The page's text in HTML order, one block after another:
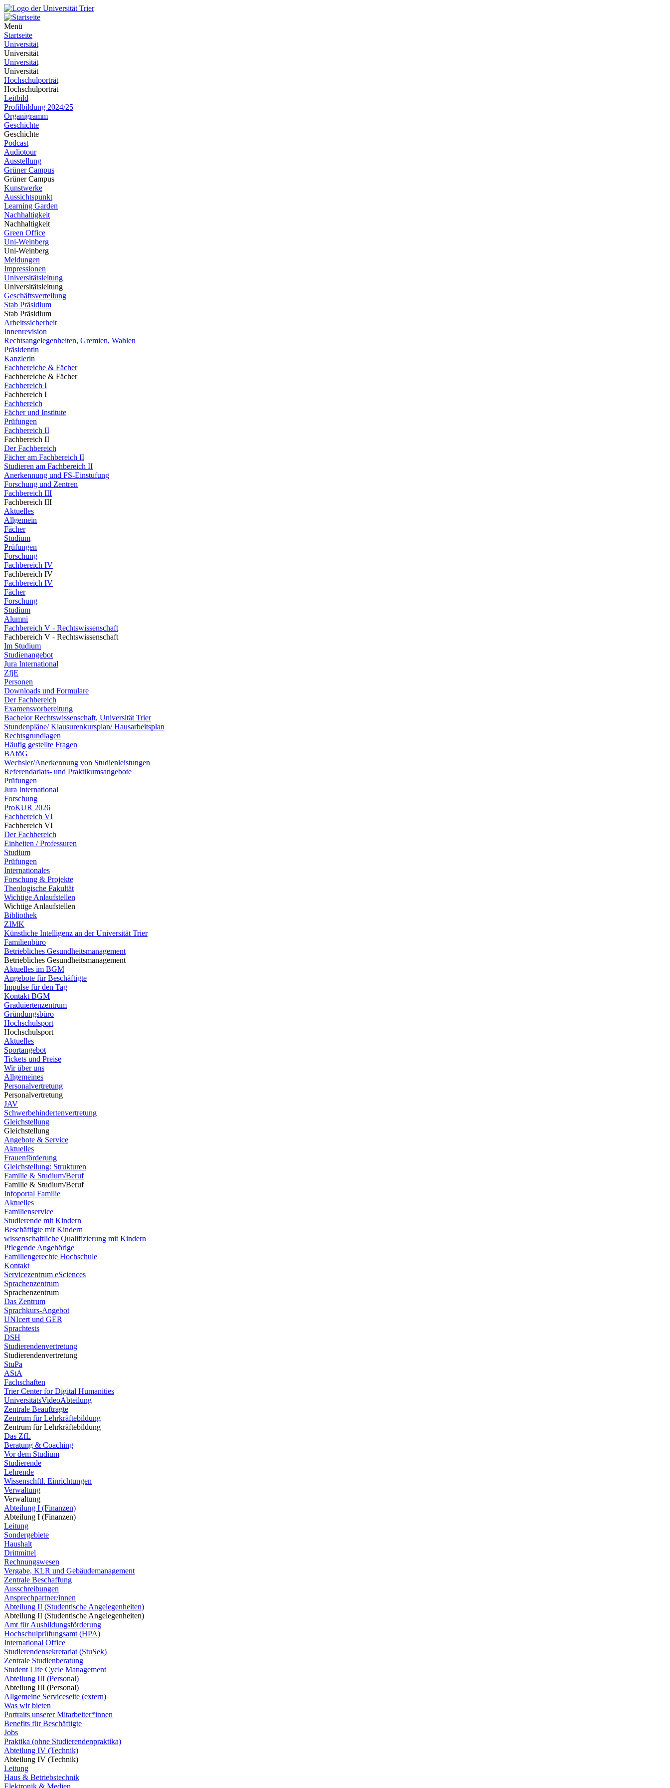
Menü
Startseite
Universität
Universität
Universität
Universität
Hochschulporträt
Hochschulporträt
Leitbild
Profilbildung 2024/25
Organigramm
Geschichte
Geschichte
Podcast
Audiotour
Ausstellung
Grüner Campus
Grüner Campus
Kunstwerke
Aussichtspunkt
Learning Garden
Nachhaltigkeit
Nachhaltigkeit
Green Office
Uni-Weinberg
Uni-Weinberg
Meldungen
Impressionen
Universitätsleitung
Universitätsleitung
Geschäftsverteilung
Stab Präsidium
Stab Präsidium
Arbeitssicherheit
Innenrevision
Rechtsangelegenheiten, Gremien, Wahlen
Präsidentin
Kanzlerin
Fachbereiche & Fächer
Fachbereiche & Fächer
Fachbereich I
Fachbereich I
Fachbereich
Fächer und Institute
Prüfungen
Fachbereich II
Fachbereich II
Der Fachbereich
Fächer am Fachbereich II
Studieren am Fachbereich II
Anerkennung und FS-Einstufung
Forschung und Zentren
Fachbereich III
Fachbereich III
Aktuelles
Allgemein
Fächer
Studium
Prüfungen
Forschung
Fachbereich IV
Fachbereich IV
Fachbereich IV
Fächer
Forschung
Studium
Alumni
Fachbereich V - Rechtswissenschaft
Fachbereich V - Rechtswissenschaft
Im Studium
Studienangebot
Jura International
ZfjE
Personen
Downloads und Formulare
Der Fachbereich
Examensvorbereitung
Bachelor Rechtswissenschaft, Universität Trier
Stundenpläne/ Klausurenkursplan/ Hausarbeitsplan
Rechtsgrundlagen
Häufig gestellte Fragen
BAföG
Wechsler/Anerkennung von Studienleistungen
Referendariats- und Praktikumsangebote
Prüfungen
Jura International
Forschung
ProKUR 2026
Fachbereich VI
Fachbereich VI
Der Fachbereich
Einheiten / Professuren
Studium
Prüfungen
Internationales
Forschung & Projekte
Theologische Fakultät
Wichtige Anlaufstellen
Wichtige Anlaufstellen
Bibliothek
ZIMK
Künstliche Intelligenz an der Universität Trier
Familienbüro
Betriebliches Gesundheitsmanagement
Betriebliches Gesundheitsmanagement
Aktuelles im BGM
Angebote für Beschäftigte
Impulse für den Tag
Kontakt BGM
Graduiertenzentrum
Gründungsbüro
Hochschulsport
Hochschulsport
Aktuelles
Sportangebot
Tickets und Preise
Wir über uns
Allgemeines
Personalvertretung
Personalvertretung
JAV
Schwerbehindertenvertretung
Gleichstellung
Gleichstellung
Angebote & Service
Aktuelles
Frauenförderung
Gleichstellung: Strukturen
Familie & Studium/Beruf
Familie & Studium/Beruf
Infoportal Familie
Aktuelles
Familienservice
Studierende mit Kindern
Beschäftigte mit Kindern
wissenschaftliche Qualifizierung mit Kindern
Pflegende Angehörige
Familiengerechte Hochschule
Kontakt
Servicezentrum eSciences
Sprachenzentrum
Sprachenzentrum
Das Zentrum
Sprachkurs-Angebot
UNIcert und GER
Sprachtests
DSH
Studierendenvertretung
Studierendenvertretung
StuPa
AStA
Fachschaften
Trier Center for Digital Humanities
UniversitätsVideoAbteilung
Zentrale Beauftragte
Zentrum für Lehrkräftebildung
Zentrum für Lehrkräftebildung
Das ZfL
Beratung & Coaching
Vor dem Studium
Studierende
Lehrende
Wissenschftl. Einrichtungen
Verwaltung
Verwaltung
Abteilung I (Finanzen)
Abteilung I (Finanzen)
Leitung
Sondergebiete
Haushalt
Drittmittel
Rechnungswesen
Vergabe, KLR und Gebäudemanagement
Zentrale Beschaffung
Ausschreibungen
Ansprechpartner/innen
Abteilung II (Studentische Angelegenheiten)
Abteilung II (Studentische Angelegenheiten)
Amt für Ausbildungsförderung
Hochschulprüfungsamt (HPA)
International Office
Studierendensekretariat (StuSek)
Zentrale Studienberatung
Student Life Cycle Management
Abteilung III (Personal)
Abteilung III (Personal)
Allgemeine Serviceseite (extern)
Was wir bieten
Portraits unserer Mitarbeiter*innen
Benefits für Beschäftigte
Jobs
Praktika (ohne Studierendenpraktika)
Abteilung IV (Technik)
Abteilung IV (Technik)
Leitung
Haus & Betriebstechnik
Elektronik & Medien